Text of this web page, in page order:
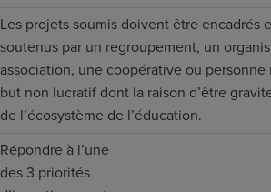
Les projets soumis doivent être encadrés
soutenus par un regroupement, un
association, une coopérative ou personne
but non lucratif dont la raison d’être
de l’écosystème de l’éducation.
Répondre à l’une
des 3 priorités